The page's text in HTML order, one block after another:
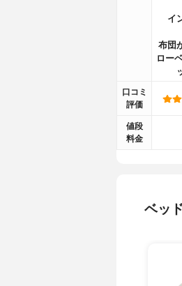
イ
布団
ロー
口コミ
評価
値段
料金
ベッ